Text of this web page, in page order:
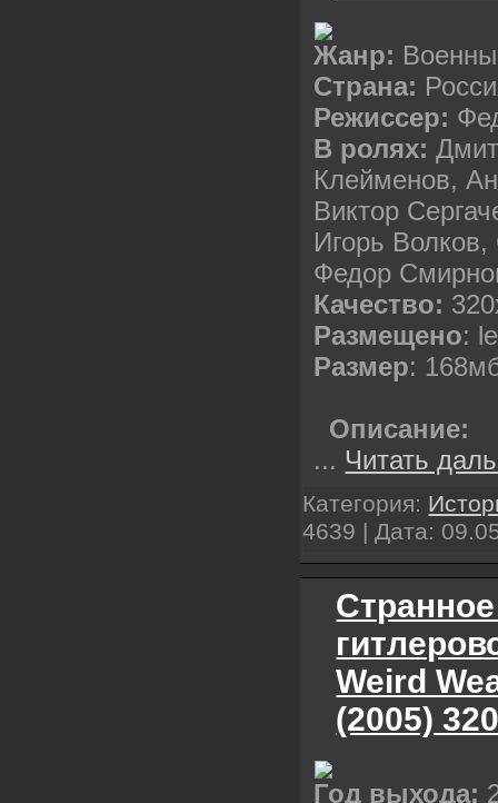
Жанр:
Страна:
Режиссер:
В ролях:
Клейменов,
Виктор
Игорь
Федор
Качество:
Размещено:
Размер:
Описание:
... Читать
Категория:
4639 | Дата:
Weird
(2005)
Год выхода: